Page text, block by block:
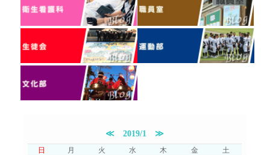
≪2019/1 ≫
日 月 火 水 木 金
土